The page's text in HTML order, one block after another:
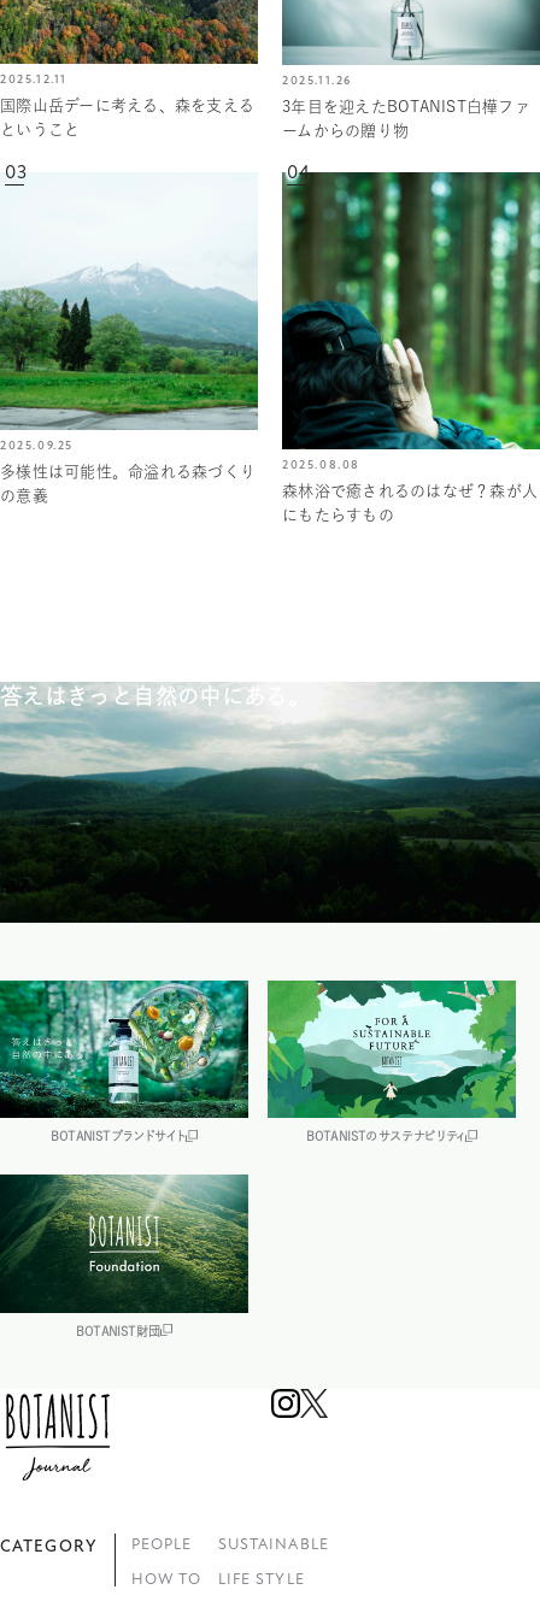
2025.12.11
国際山岳デーに考える、森を支える
ということ
2025.11.26
3年目を迎えたBOTANIST白樺ファ
ームからの贈り物
03
2025.09.25
多様性は可能性。命溢れる森づくり
の意義
04
2025.08.08
森林浴で癒されるのはなぜ？森が人
にもたらすもの
答えはきっと自然の中にある。
BOTANISTブランドサイト BOTANISTのサステナビリティ
BOTANIST財団
CATEGORY PEOPLE
SUSTAINABLE
HOW TO
LIFE STYLE